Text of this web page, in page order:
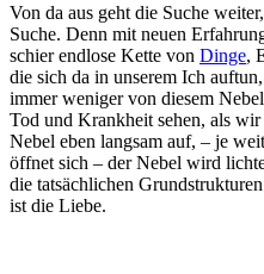
Von da aus geht die Suche
Suche. Denn mit neuen
schier endlose Kette von Dinge,
die sich da in unserem Ich
immer weniger von diesem
Tod und Krankheit sehen, als
Nebel eben langsam auf, – je
öffnet sich – der Nebel wird
die tatsächlichen
ist die Liebe.